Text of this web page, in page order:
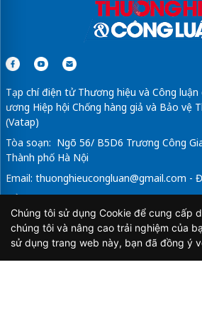
Tạp chí điện tử Thương hiệu và Công luận
ương Hiệp hội Chống hàng giả và Bảo vệ
(Vatap)
Tòa soạn: Ngõ 56/ B5D6 Trương Công
Thành phố Hà Nội
Email: thuonghieucongluan@gmail.com -
Tổng Biên Tập: Vũ Đức Thuận
Giấy phép hoạt động báo chí điện tử số
Thông tin và Truyền thông cấp ngày 21/2/
Chúng tôi sử dụng Cookie để cung cấp
chúng tôi và nâng cao trải nghiệm của
sử dụng trang web này, bạn đã đồng ý